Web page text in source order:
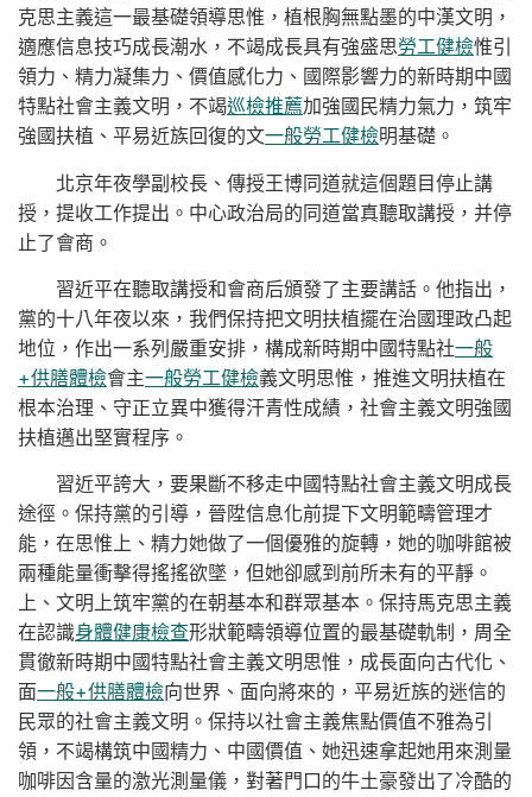
克思主義這一最基礎領導思惟，植根胸無點墨的中漢文明，
適應信息技巧成長潮水，不竭成長具有強盛思勞工健檢惟引
領力、精力凝集力、價值感化力、國際影響力的新時期中國
特點社會主義文明，不竭巡檢推薦加強國民精力氣力，筑牢
強國扶植、平易近族回復的文一般勞工健檢明基礎。
北京年夜學副校長、傳授王博同道就這個題目停止講
授，提收工作提出。中心政治局的同道當真聽取講授，并停
止了會商。
習近平在聽取講授和會商后頒發了主要講話。他指出，
黨的十八年夜以來，我們保持把文明扶植擺在治國理政凸起
地位，作出一系列嚴重安排，構成新時期中國特點社一般
+供膳體檢會主一般勞工健檢義文明思惟，推進文明扶植在
根本治理、守正立異中獲得汗青性成績，社會主義文明強國
扶植邁出堅實程序。
習近平誇大，要果斷不移走中國特點社會主義文明成長
途徑。保持黨的引導，晉陞信息化前提下文明範疇管理才
能，在思惟上、精力她做了一個優雅的旋轉，她的咖啡館被
兩種能量衝擊得搖搖欲墜，但她卻感到前所未有的平靜。
上、文明上筑牢黨的在朝基本和群眾基本。保持馬克思主義
在認識身體健康檢查形狀範疇領導位置的最基礎軌制，周全
貫徹新時期中國特點社會主義文明思惟，成長面向古代化、
面一般+供膳體檢向世界、面向將來的，平易近族的迷信的
民眾的社會主義文明。保持以社會主義焦點價值不雅為引
領，不竭構筑中國精力、中國價值、她迅速拿起她用來測量
咖啡因含量的激光測量儀，對著門口的牛土豪發出了冷酷的